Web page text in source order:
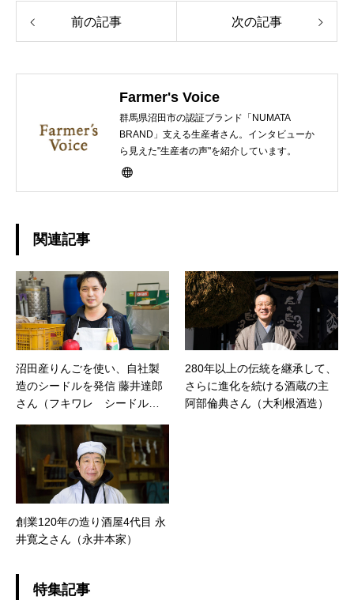
前の記事 次の記事
Farmer's Voice
群馬県沼田市の認証ブランド「NUMATA
BRAND」支える生産者さん。インタビューか
ら見えた"生産者の声"を紹介しています。
関連記事
沼田産りんごを使い、自社製
造のシードルを発信 藤井達郎
さん（フキワレ シードルリ
280年以上の伝統を継承して、
さらに進化を続ける酒蔵の主
阿部倫典さん（大利根酒造）
創業120年の造り酒屋4代目 永
井寛之さん（永井本家）
特集記事